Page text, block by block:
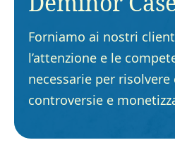
Forniamo ai nostri
l’attenzione e le
necessarie per risolvere
controversie e